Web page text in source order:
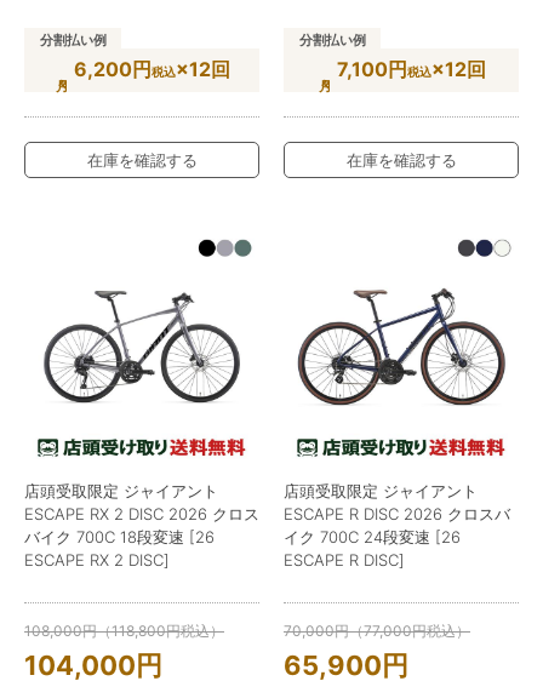
分割払い例
6,200円税込×12回
在庫を確認する
分割払い例
7,100円税込×12回
在庫を確認する
店頭受取限定 ジャイアント
ESCAPE RX 2 DISC 2026 クロス
バイク 700C 18段変速 [26
ESCAPE RX 2 DISC]
108,000円（118,800円税込）
104,000円
店頭受取限定 ジャイアント
ESCAPE R DISC 2026 クロスバ
イク 700C 24段変速 [26
ESCAPE R DISC]
70,000円（77,000円税込）
65,900円